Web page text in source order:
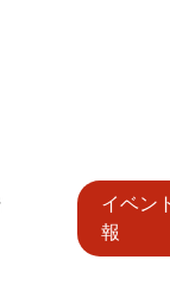
イベン
報